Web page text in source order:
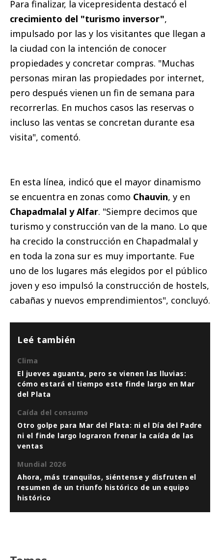
Para finalizar, la vicepresidenta destacó el
crecimiento del "turismo inversor",
impulsado por las y los visitantes que llegan a
la ciudad con la intención de conocer
propiedades y concretar compras. "Muchas
personas miran las propiedades por internet,
pero después vienen un fin de semana para
recorrerlas. En muchos casos las reservas o
incluso las ventas se concretan durante esa
visita", comentó.
En esta línea, indicó que el mayor dinamismo
se encuentra en zonas como Chauvin, y en
Chapadmalal y Alfar. "Siempre decimos que
turismo y construcción van de la mano. Lo que
ha crecido la construcción en Chapadmalal y
en toda la zona sur es muy importante. Fue
uno de los lugares más elegidos por el público
joven y eso impulsó la construcción de hostels,
cabañas y nuevos emprendimientos", concluyó.
Leé también
Clima
El jueves aguanta, pero se vienen las lluvias:
cómo estará el tiempo este finde largo en Mar
del Plata
Caída del consumo
Otro golpe para Mar del Plata: ni el Día del Padre
ni el finde largo lograron frenar la caída de las
ventas
Mundial 2026
Ahora, más tranquilos, siéntense y disfruten el
resumen de un triunfo histórico de un equipo
histórico